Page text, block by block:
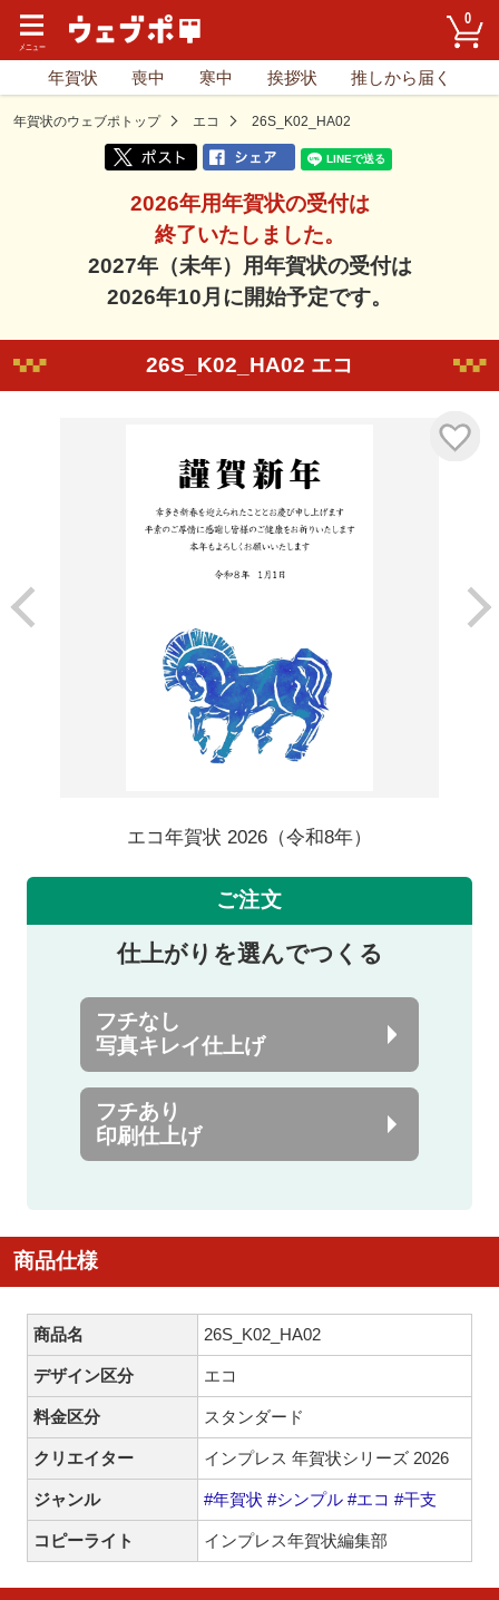
0
年賀状 喪中 寒中 挨拶状 推しから届く
年賀状のウェブポトップ エコ 26S_K02_HA02
2026年用年賀状の受付は
終了いたしました。
2027年（未年）用年賀状の受付は
2026年10月に開始予定です。
26S_K02_HA02 エコ
エコ年賀状 2026（令和8年）
ご注文
仕上がりを選んでつくる
フチなし
写真キレイ仕上げ
フチあり
印刷仕上げ
商品仕様
商品名 26S_K02_HA02
デザイン区分 エコ
料金区分 スタンダード
クリエイター インプレス 年賀状シリーズ 2026
ジャンル #年賀状 #シンプル #エコ #干支
コピーライト インプレス年賀状編集部